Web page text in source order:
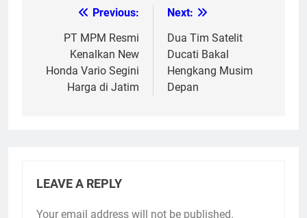
navigation
Previous:
PT MPM Resmi
Kenalkan New
Honda Vario Segini
Harga di Jatim
Next:
Dua Tim Satelit
Ducati Bakal
Hengkang Musim
Depan
LEAVE A REPLY
Your email address will not be published.